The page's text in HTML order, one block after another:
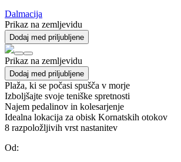
Dalmacija
Prikaz na zemljevidu
Dodaj med priljubljene
Prikaz na zemljevidu
Dodaj med priljubljene
Plaža, ki se počasi spušča v morje
Izboljšajte svoje teniške spretnosti
Najem pedalinov in kolesarjenje
Idealna lokacija za obisk Kornatskih otokov
8 razpoložljivih vrst nastanitev
Od: